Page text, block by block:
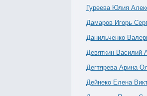
Гуреева Юлия
Дамаров Игорь
Данильченко
Девяткин Василий
Дегтярева Арина
Дейнеко Елена